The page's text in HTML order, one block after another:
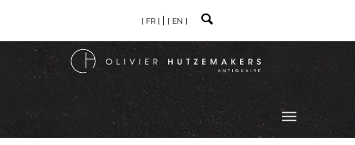
[ FR ] [ EN ]